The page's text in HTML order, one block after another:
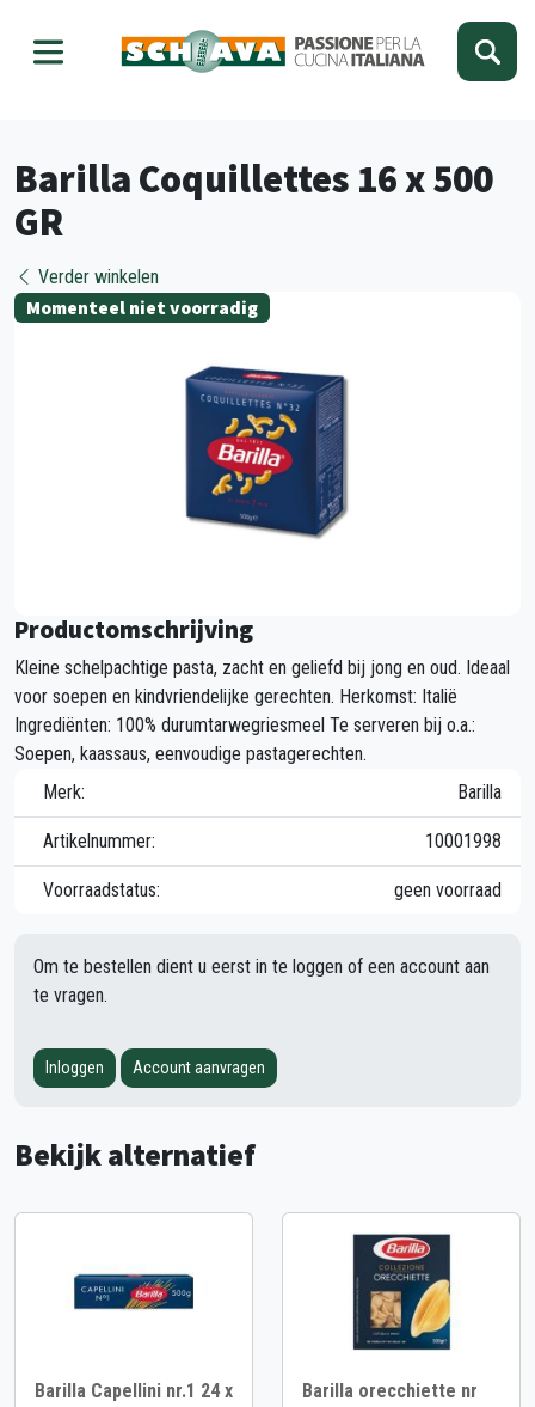
Barilla Coquillettes 16 x 500
GR
Verder winkelen
Momenteel niet voorradig
Productomschrijving
Kleine schelpachtige pasta, zacht en geliefd bij jong en oud. Ideaal
voor soepen en kindvriendelijke gerechten. Herkomst: Italië
Ingrediënten: 100% durumtarwegriesmeel Te serveren bij o.a.:
Soepen, kaassaus, eenvoudige pastagerechten.
Merk:
Barilla
Artikelnummer: 10001998
Voorraadstatus: geen voorraad
Om te bestellen dient u eerst in te loggen of een account aan
te vragen.
Inloggen Account aanvragen
Bekijk alternatief
Barilla Capellini nr.1 24 x
Barilla orecchiette nr